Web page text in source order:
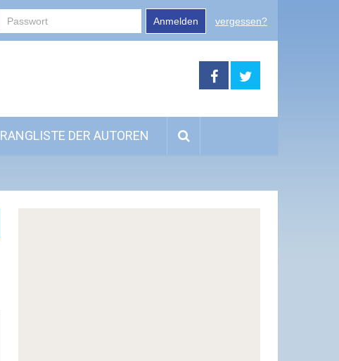
Anmelden vergessen?
RANGLISTE DER AUTOREN